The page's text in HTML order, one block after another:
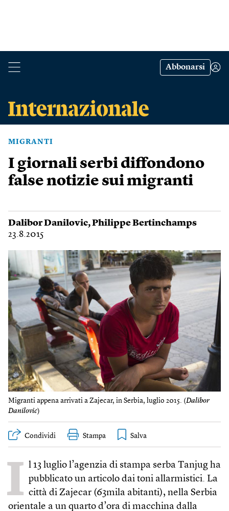
Abbonarsi
MIGRANTI
I giornali serbi diffondono
false notizie sui migranti
Dalibor Danilovic,Philippe Bertinchamps
23.8.2015
Migranti appena arrivati a Zajecar, in Serbia, luglio 2015. (Dalibor
Danilovic)
Condividi Stampa
I l 13 luglio l’agenzia di stampa serba Tanjug ha
pubblicato un articolo dai toni allarmistici. La
città di Zajecar (63mila abitanti), nella Serbia
orientale a un quarto d’ora di macchina dalla